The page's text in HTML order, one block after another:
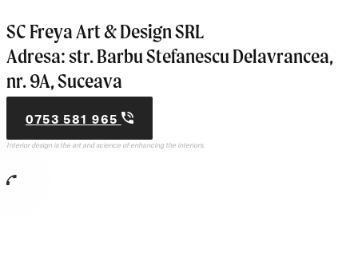
SC Freya Art & Design SRL
Adresa: str. Barbu Stefanescu Delavrancea,
nr. 9A, Suceava
0753 581 965
Interior design is the art and science of enhancing the interiors.